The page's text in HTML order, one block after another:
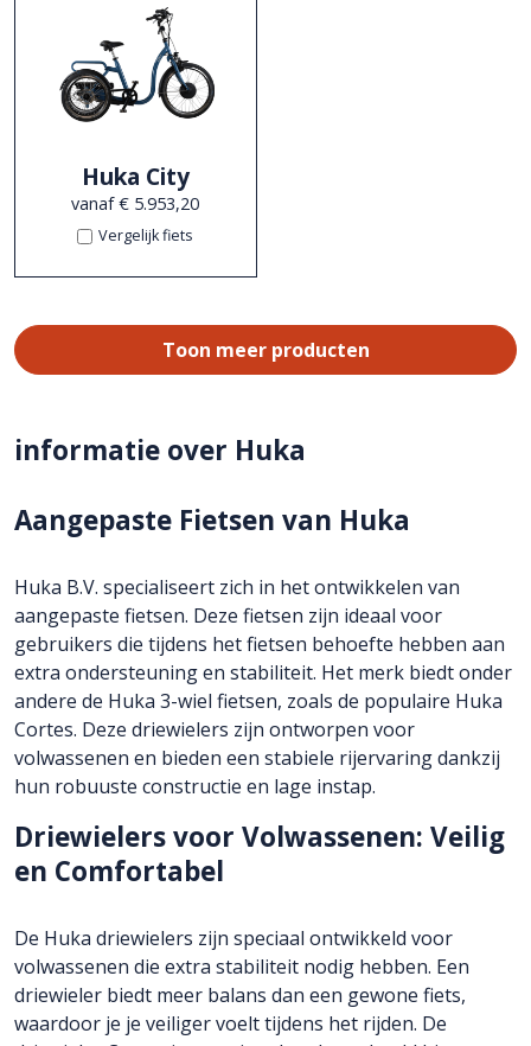
Huka City
vanaf € 5.953,20
Vergelijk fiets
Toon meer producten
informatie over Huka
Aangepaste Fietsen van Huka
Huka B.V. specialiseert zich in het ontwikkelen van
aangepaste fietsen. Deze fietsen zijn ideaal voor
gebruikers die tijdens het fietsen behoefte hebben aan
extra ondersteuning en stabiliteit. Het merk biedt onder
andere de Huka 3-wiel fietsen, zoals de populaire Huka
Cortes. Deze driewielers zijn ontworpen voor
volwassenen en bieden een stabiele rijervaring dankzij
hun robuuste constructie en lage instap.
Driewielers voor Volwassenen: Veilig
en Comfortabel
De Huka driewielers zijn speciaal ontwikkeld voor
volwassenen die extra stabiliteit nodig hebben. Een
driewieler biedt meer balans dan een gewone fiets,
waardoor je je veiliger voelt tijdens het rijden. De